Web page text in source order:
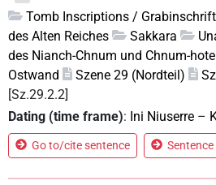
Tomb Inscriptions /
des Alten Reiches
Sakkara
des Nianch-Chnum und Chnum-
Ostwand
Szene 29 (Nordteil)
[Sz.29.2.2]
Dating (time frame): Ini Niuserre –
Go to/cite sentence